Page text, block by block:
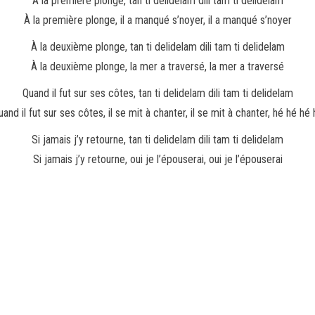
À la première plonge, il a manqué s’noyer, il a manqué s’noyer
À la deuxième plonge, tan ti delidelam dili tam ti delidelam
À la deuxième plonge, la mer a traversé, la mer a traversé
Quand il fut sur ses côtes, tan ti delidelam dili tam ti delidelam
il fut sur ses côtes, il se mit à chanter, il se mit à chanter, hé hé hé
Si jamais j’y retourne, tan ti delidelam dili tam ti delidelam
Si jamais j’y retourne, oui je l’épouserai, oui je l’épouserai